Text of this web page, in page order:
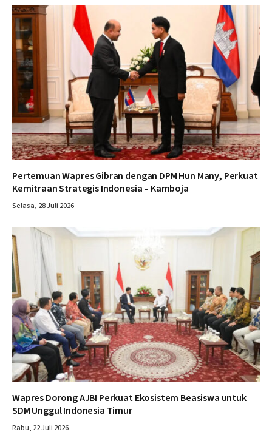
Pertemuan Wapres Gibran dengan DPM Hun Many, Perkuat
Kemitraan Strategis Indonesia – Kamboja
Selasa, 28 Juli 2026
Wapres Dorong AJBI Perkuat Ekosistem Beasiswa untuk
SDM Unggul Indonesia Timur
Rabu, 22 Juli 2026